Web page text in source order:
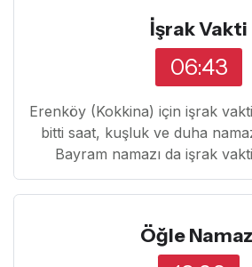
İşrak Vakti
06:43
Erenköy (Kokkina) için işrak
bitti saat, kuşluk ve duha
Bayram namazı da işrak vakti
Öğle